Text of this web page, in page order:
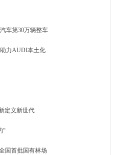
车第30万辆整车
力AUDI本土化
定义新世代
“
国首批国有林场